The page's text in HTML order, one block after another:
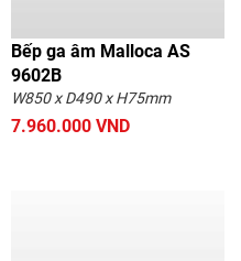
Bếp ga âm Malloca AS
9602B
W850 x D490 x H75mm
7.960.000 VND